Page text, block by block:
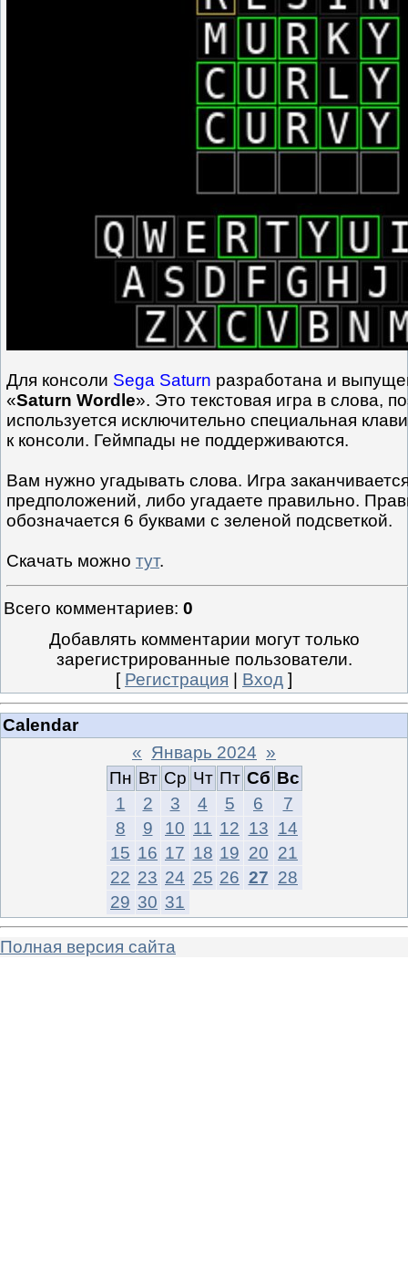
Для консоли Sega Saturn разработана и
«Saturn Wordle». Это текстовая игра в слова,
используется исключительно специальная
к консоли. Геймпады не поддерживаются.
Вам нужно угадывать слова. Игра
предположений, либо угадаете правильно.
обозначается 6 буквами с зеленой подсветкой.
Скачать можно тут.
Всего комментариев: 0
Добавлять комментарии могут только
зарегистрированные пользователи.
[ Регистрация Вход ]
Calendar
« Январь 2024 »
Пн Вт Ср Чт Пт Сб Вс
1
2 3 4 5 6
7
8
9 10 11 12 13 14
15 16 17 18 19 20 21
22 23 24 25 26 27 28
29 30 31
Полная версия сайта